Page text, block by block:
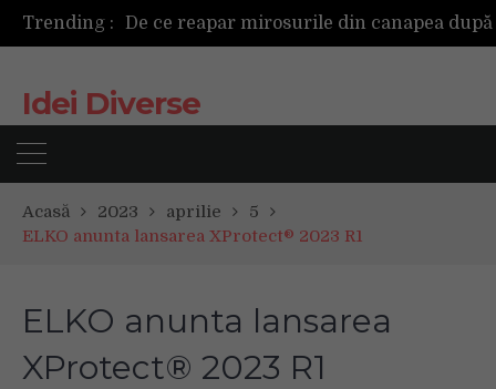
Trending :
Idei Diverse
Acasă 2023 aprilie
5
ELKO anunta lansarea XProtect® 2023 R1
ELKO anunta lansarea
XProtect® 2023 R1